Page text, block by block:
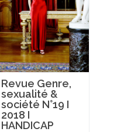
Revue Genre,
sexualité &
société N°19 I
2018 I
HANDICAP